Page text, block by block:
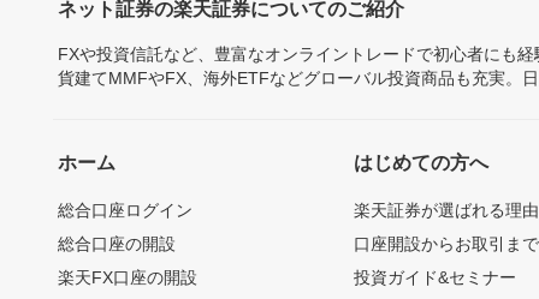
ネット証券の楽天証券についてのご紹介
FXや投資信託など、豊富なオンライントレードで初心者にも
貨建てMMFやFX、海外ETFなどグローバル投資商品も充実。
ホーム
総合口座ログイン
総合口座の開設
楽天FX口座の開設
はじめての方へ
楽天証券が選ばれる理由
口座開設からお取引ま
投資ガイド&セミナー